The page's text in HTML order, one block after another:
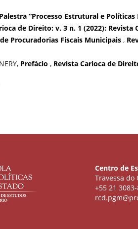
Palestra “Processo Estrutural e
de Direito: v. 3 n. 1 (2022): Revista
Procuradorias Fiscais Municipais ,
Prefácio , Revista Carioca de
Centro de
Travessa do
+55 21